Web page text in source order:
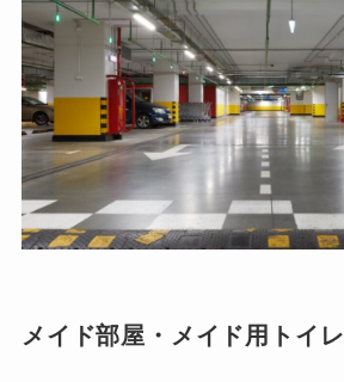
メイド部屋・メイド用トイレ